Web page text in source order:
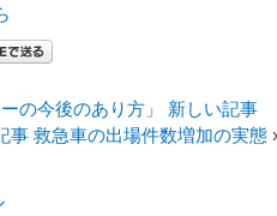
の今後のあり方」 新しい記事
事 救急車の出場件数増加の実態